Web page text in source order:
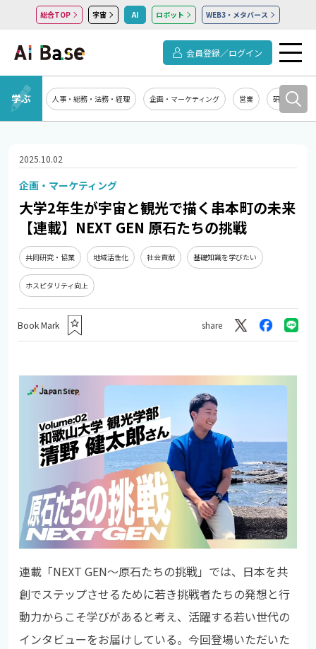
総合TOP 宇宙 AI ロボット WEB3・メタバース
会員登録／ログイン
学ぶ 人事・総務・法務・経理 企画・マーケティング 営業 研究開発
2025.10.02
企画・マーケティング
大学2年生が宇宙と観光で描く串本町の未来
【連載】NEXT GEN 原石たちの挑戦
共同研究・協業 地域活性化 社会貢献 基礎知識を学びたい
ホスピタリティ向上
Book Mark share
連載「NEXT GEN～原石たちの挑戦」では、日本を共
創でステップさせるために若き挑戦者たちの発想と行
動力からこそ学びがあると考え、活躍する若い世代の
インタビューをお届けしている。今回登場いただいた